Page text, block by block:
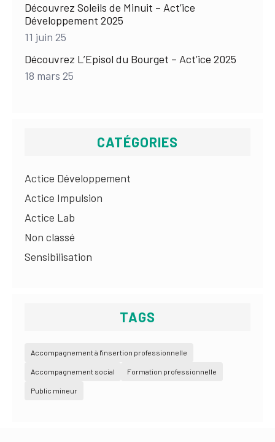
Découvrez Soleils de Minuit – Act’ice
Développement 2025
11 juin 25
Découvrez L’Episol du Bourget – Act’ice 2025
18 mars 25
CATÉGORIES
Actice Développement
Actice Impulsion
Actice Lab
Non classé
Sensibilisation
TAGS
Accompagnement à l'insertion professionnelle
Accompagnement social Formation professionnelle
Public mineur